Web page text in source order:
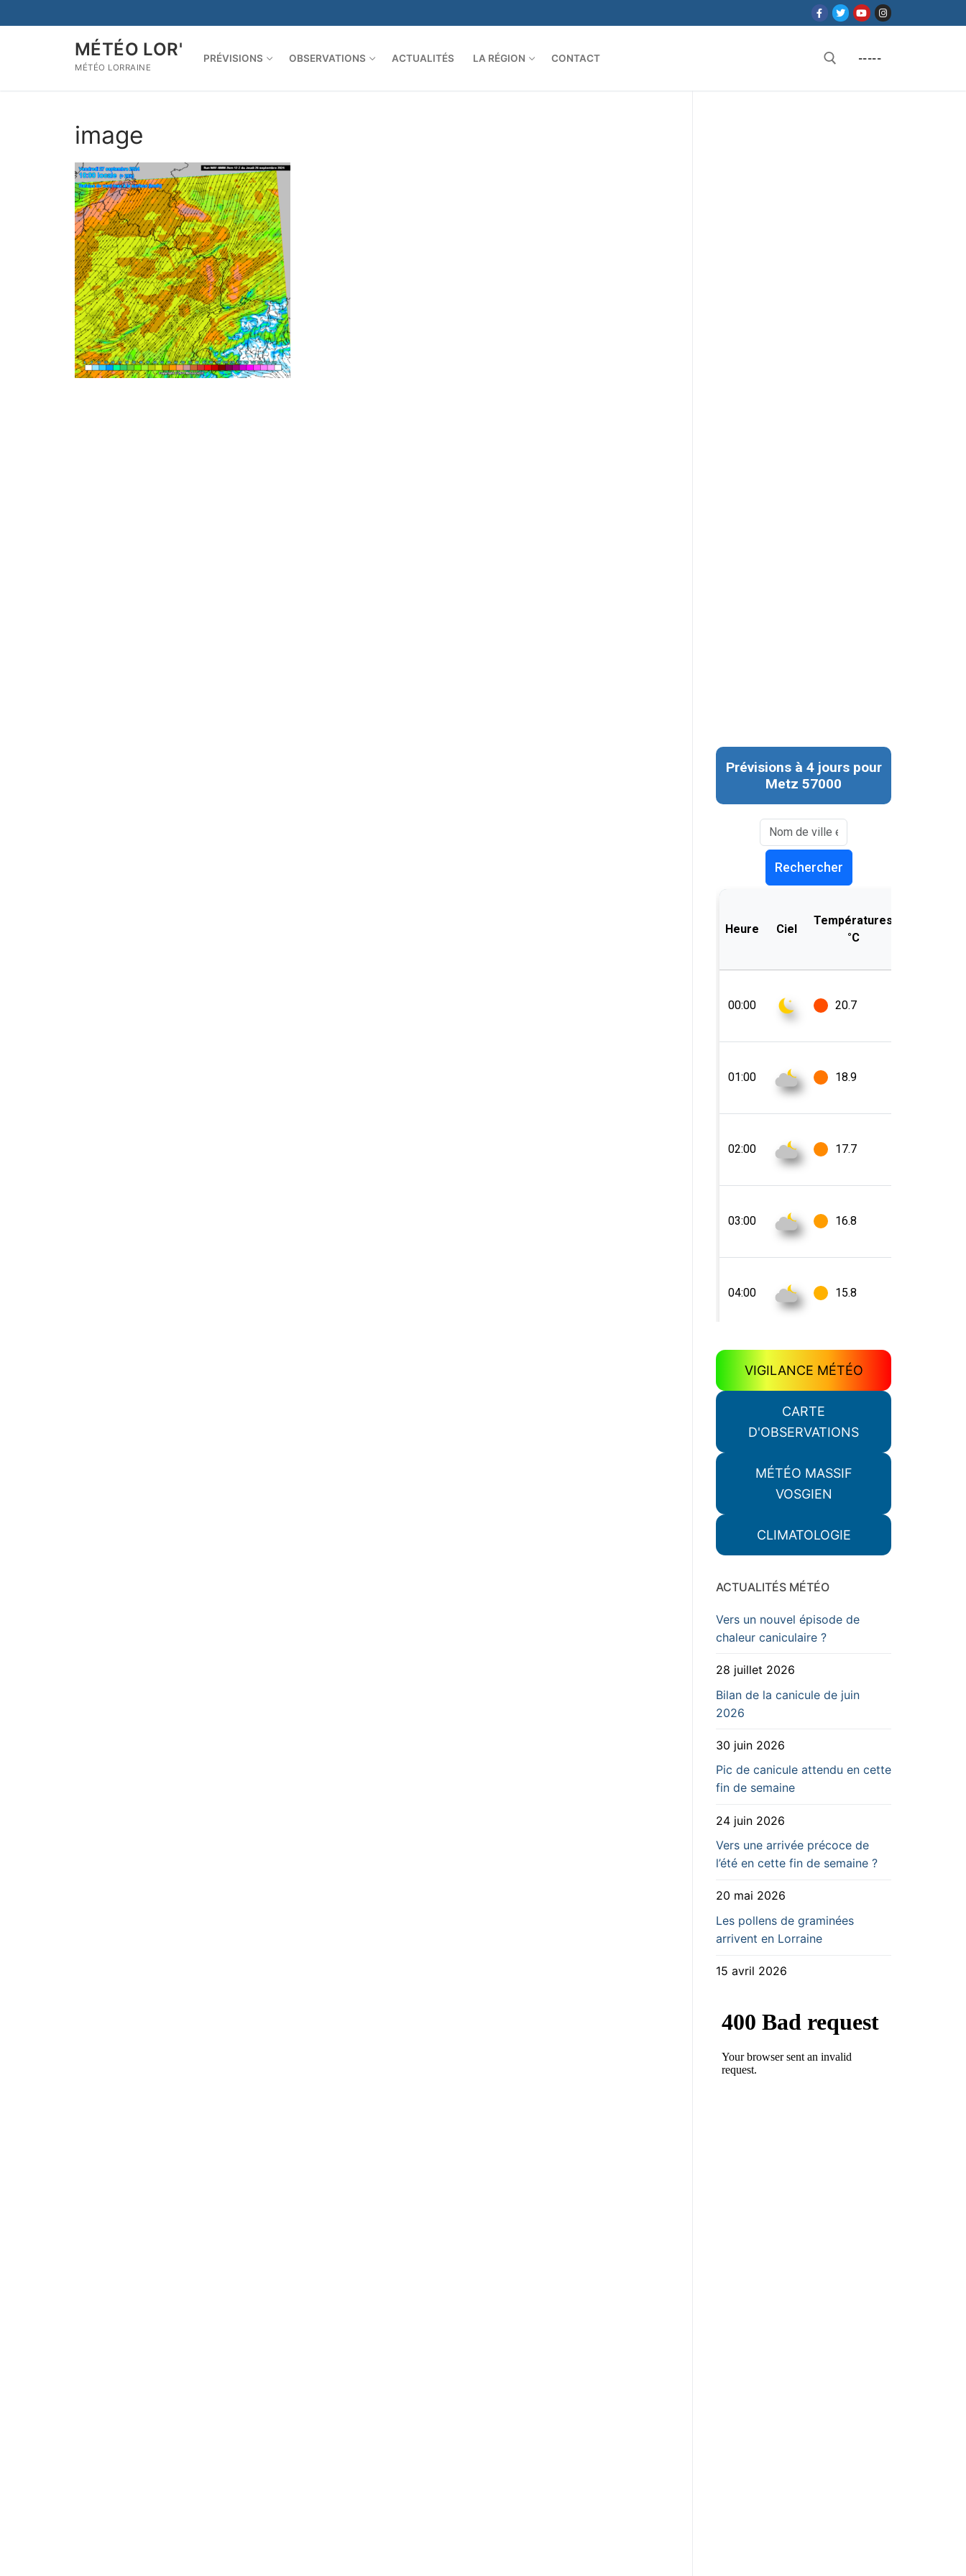
au
MÉTÉO LOR'
MÉTÉO LORRAINE
PRÉVISIONS OBSERVATIONS ACTUALITÉS LA RÉGION CONTACT -----
image
VIGILANCE MÉTÉO
CARTE
D'OBSERVATIONS
MÉTÉO MASSIF
VOSGIEN
CLIMATOLOGIE
ACTUALITÉS MÉTÉO
Vers un nouvel épisode de
chaleur caniculaire ?
28 juillet 2026
Bilan de la canicule de juin
2026
30 juin 2026
Pic de canicule attendu en cette
fin de semaine
24 juin 2026
Vers une arrivée précoce de
l’été en cette fin de semaine ?
20 mai 2026
Les pollens de graminées
arrivent en Lorraine
15 avril 2026